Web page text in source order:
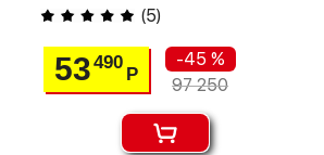
(5)
53490
Р
-45 %
97 250